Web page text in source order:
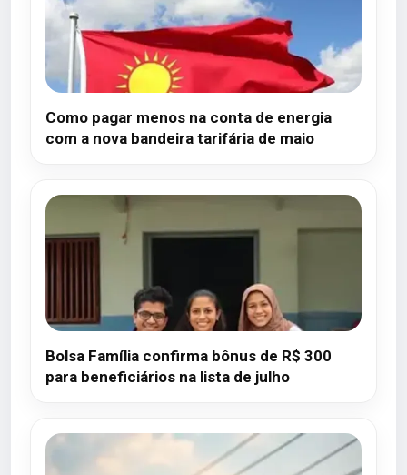
Como pagar menos na conta de energia
com a nova bandeira tarifária de maio
Bolsa Família confirma bônus de R$ 300
para beneficiários na lista de julho